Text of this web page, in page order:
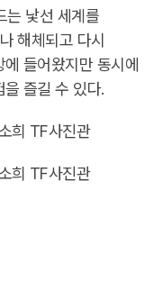
는 낯선 세계를
해체되고 다시
들어왔지만 동시에
즐길 수 있다.